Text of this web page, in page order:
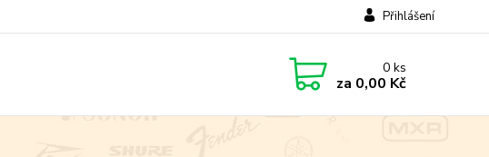
Přihlášení
0ks
za 0,00 Kč